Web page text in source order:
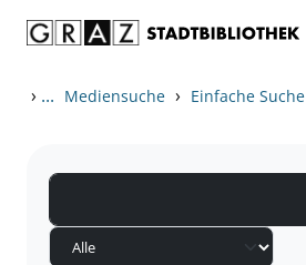
› ... Mediensuche › Einfache Suche